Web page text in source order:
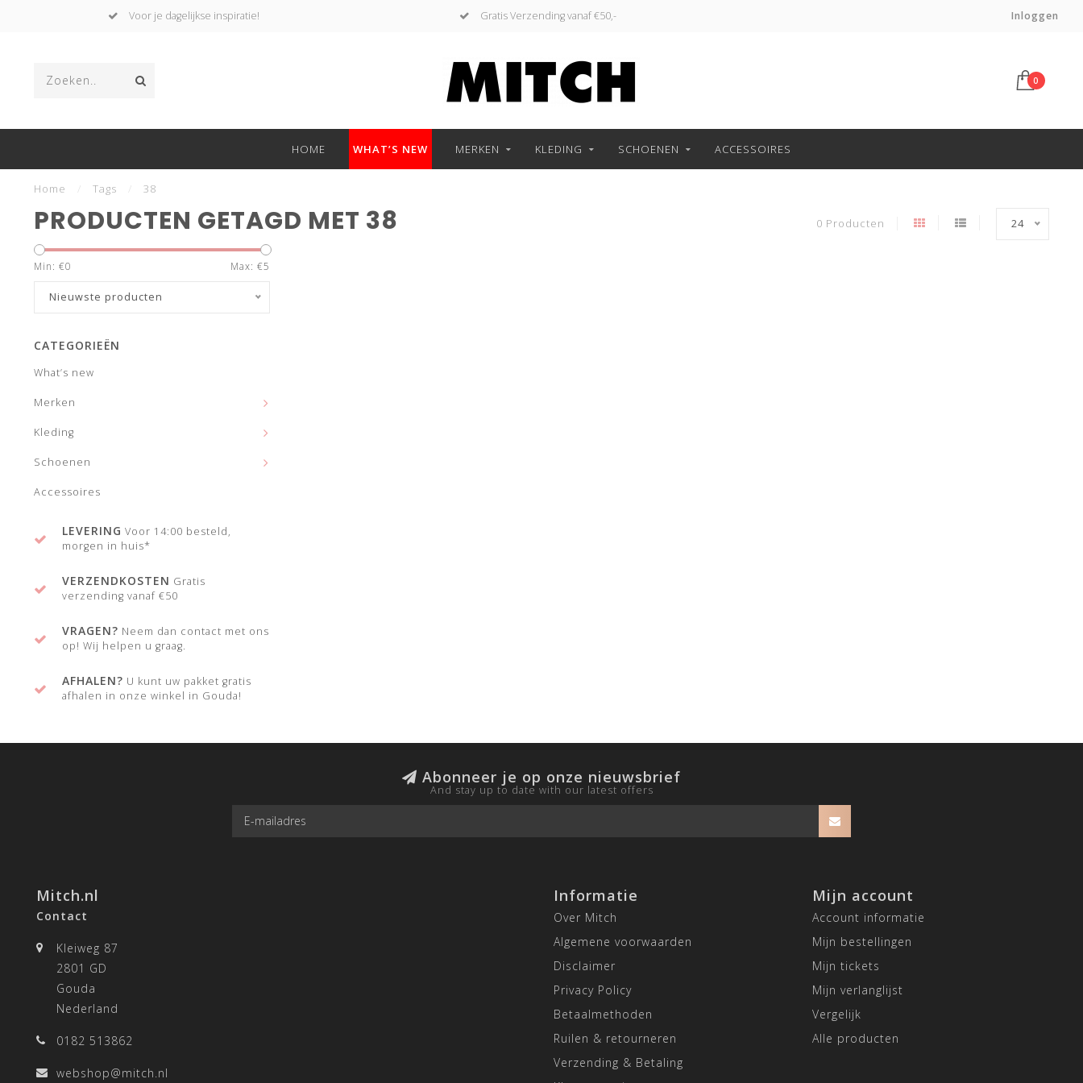
Voor je dagelijkse inspiratie! Gratis Verzending vanaf €50,- Inloggen
0
HOME WHAT’S NEW MERKEN KLEDING SCHOENEN ACCESSOIRES
Home Tags 38
PRODUCTEN GETAGD MET 38 0 Producten 24
Min: €0 Max: €5
Nieuwste producten
CATEGORIEËN
What’s new
Merken
Kleding
Schoenen
Accessoires
LEVERING Voor 14:00 besteld,
morgen in huis*
VERZENDKOSTEN Gratis
verzending vanaf €50
VRAGEN? Neem dan contact met ons
op! Wij helpen u graag.
AFHALEN? U kunt uw pakket gratis
afhalen in onze winkel in Gouda!
Abonneer je op onze nieuwsbrief
And stay up to date with our latest offers
Mitch.nl
Contact
Kleiweg 87
2801 GD
Gouda
Nederland
0182 513862
webshop@mitch.nl
Informatie
Over Mitch
Algemene voorwaarden
Disclaimer
Privacy Policy
Betaalmethoden
Ruilen & retourneren
Verzending & Betaling
Mijn account
Account informatie
Mijn bestellingen
Mijn tickets
Mijn verlanglijst
Vergelijk
Alle producten